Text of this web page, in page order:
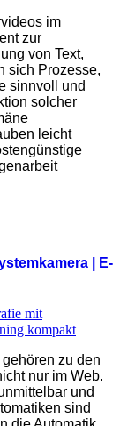
im
zur
von Text,
sich Prozesse,
sinnvoll und
solcher
leicht
| E-
mit
kompakt
zu den
nur im Web.
und
sind